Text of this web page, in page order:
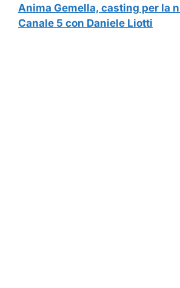
Anima Gemella, casting per la
Canale 5 con Daniele Liotti